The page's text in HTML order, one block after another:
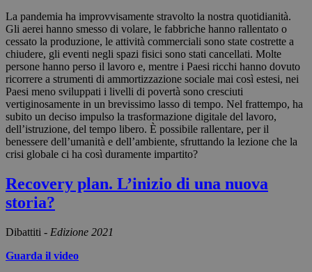
La pandemia ha improvvisamente stravolto la nostra quotidianità.
Gli aerei hanno smesso di volare, le fabbriche hanno rallentato o
cessato la produzione, le attività commerciali sono state costrette a
chiudere, gli eventi negli spazi fisici sono stati cancellati. Molte
persone hanno perso il lavoro e, mentre i Paesi ricchi hanno dovuto
ricorrere a strumenti di ammortizzazione sociale mai così estesi, nei
Paesi meno sviluppati i livelli di povertà sono cresciuti
vertiginosamente in un brevissimo lasso di tempo. Nel frattempo, ha
subito un deciso impulso la trasformazione digitale del lavoro,
dell’istruzione, del tempo libero. È possibile rallentare, per il
benessere dell’umanità e dell’ambiente, sfruttando la lezione che la
crisi globale ci ha così duramente impartito?
Recovery plan. L’inizio di una nuova
storia?
Dibattiti - Edizione 2021
Guarda il video